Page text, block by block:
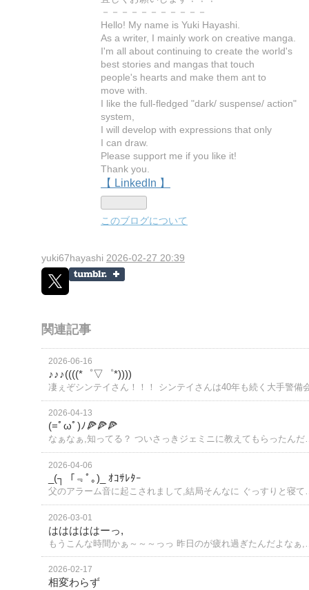
－－－－－－－－－－－
Hello! My name is Yuki Hayashi.
As a writer, I mainly work on creative manga.
I'm all about continuing to create the world's
best stories and mangas that touch
people's hearts and make them ant to
move with.
I like the full-fledged "dark/ suspense/ action"
system,
I will develop with expressions that only
I can draw.
Please support me if you like it!
Thank you.
【 LinkedIn 】
このブログについて
yuki67hayashi 2026-02-27 20:39
関連記事
2026-06-16
♪♪♪((((*゜▽゜*))))
凄ぇぞシンテイさん！！！ シンテイさんは40年も続く大手警備
2026-04-13
(=ﾟωﾟ)ﾉ🍕🍕🍕
なぁなぁ,知ってる？ ついさっきジェミニに教えてもらったん
2026-04-06
_(┐「﹃ﾟ｡)_ ｵｺｻﾚﾀｰ
父のアラーム音に起こされまして,結局そんなに ぐっすりと寝
2026-03-01
はははははーっ,
もうこんな時間かぁ～～～っっ 昨日のが疲れ過ぎたんだよなぁ
2026-02-17
相変わらず